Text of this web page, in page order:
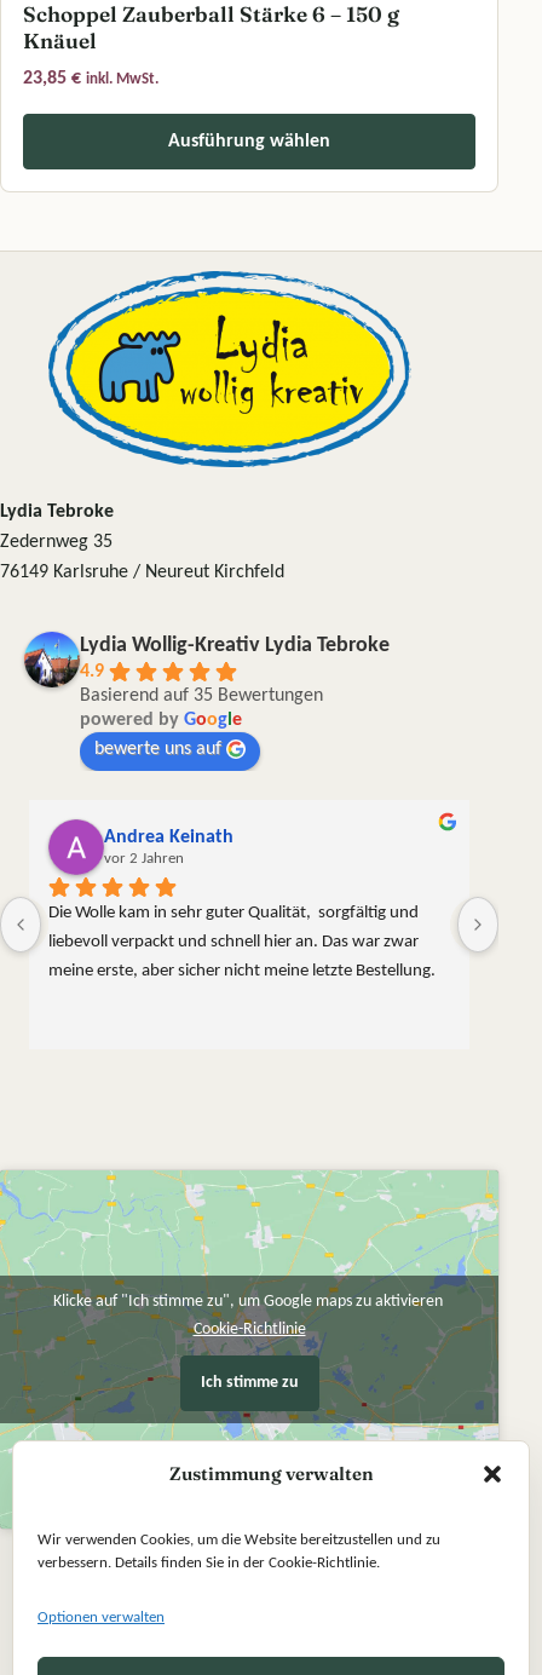
Zustimmung verwalten
Wir verwenden Cookies, um die Website bereitzustellen und zu
verbessern. Details finden Sie in der Cookie-Richtlinie.
Optionen verwalten
Schoppel Zauberball Stärke 6 – 150 g
Knäuel
23,85 € inkl. MwSt.
Ausführung wählen
Lydia Tebroke
Zedernweg 35
76149 Karlsruhe / Neureut Kirchfeld
Lydia Wollig-Kreativ Lydia Tebroke
4.9
Basierend auf 35 Bewertungen
powered by Goog e
bewerte uns auf
Andrea Keinath
vor 2 Jahren
Die Wolle kam in sehr guter Qualität,  sorgfältig und
liebevoll verpackt und schnell hier an. Das war zwar
meine erste, aber sicher nicht meine letzte Bestellung.
Klicke auf "Ich stimme zu", um Google maps zu aktivieren
Cookie-Richtlinie
Ich stimme zu